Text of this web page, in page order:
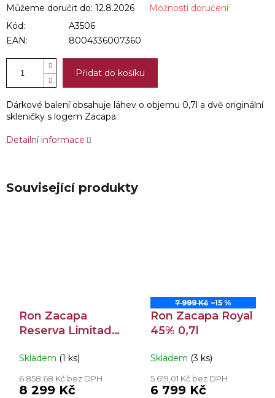
Můžeme doručit do: 12.8.2026
Možnosti doručení
Kód:
A3506
EAN:
8004336007360
Přidat do košíku
Dárkové balení obsahuje láhev o objemu 0,7l a dvě originální
skleničky s logem Zacapa.
Detailní informace
Související produkty
Ron Zacapa
Reserva Limitada
Skladem (1 ks)
6 858,68 Kč bez DPH
8 299 Kč
7 999 Kč –15 %
Ron Zacapa Royal
45% 0,7l
Skladem (3 ks)
5 619,01 Kč bez DPH
6 799 Kč